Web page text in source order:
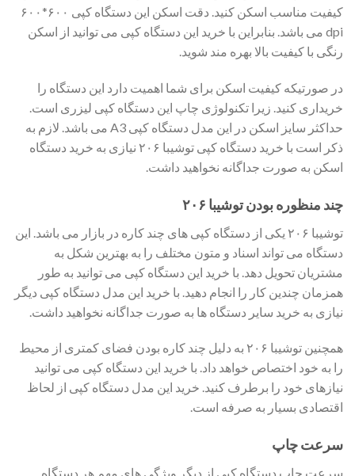
کیفیت مناسب اسکن کنید. دقت اسکن این دستگاه کپی ۶۰۰*۶۰۰
dpi می باشد. بنابراین با خرید این دستگاه کپی می توانید از اسکن
رنگی با کیفیت بالا بهره مند شوید.
در صورتیکه کیفیت اسکن برای شما اهمیت دارد این دستگاه را
خریداری کنید. زیرا تکنولوژی چاپ این دستگاه کپی لیزری است.
حداکثر سایز اسکن در این مدل دستگاه کپی A3 می باشد. لازم به
ذکر است با خرید دستگاه کپی توشیبا ۲۰۶ نیازی به خرید دستگاه
اسکن به صورت جداگانه نخواهید داشت.
چند منظوره بودن توشیبا ۲۰۶
توشیبا ۲۰۶ یکی از دستگاه کپی های چند کاره در بازار می باشد. این
دستگاه می تواند اسناد و متون مختلف را به بهترین شکل به
مشتریان تحویل دهد. با خرید این دستگاه کپی می توانید به طور
همزمان چندین کار را انجام دهید. با خرید این مدل دستگاه کپی دیگر
نیازی به خرید سایر دستگاه ها به صورت جداگانه نخواهید داشت.
همچنین توشیبا ۲۰۶ به دلیل چند کاره بودن فضای کمتری از محیط
را به خود اختصاص خواهد داد. با خرید این دستگاه کپی می توانید
نیازهای خود را برطرف کنید. خرید این مدل دستگاه کپی از لحاظ
اقتصادی بسیار به صرفه است.
سرعت چاپ
سرعت چاپ دستگاه کپی از دیگر ویژگی های مهم هر دستگاه